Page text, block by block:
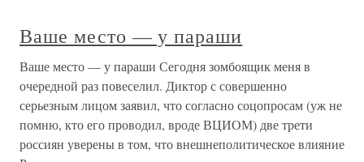
Ваше место — у параши
Ваше место — у параши Сегодня зомбоящик меня в
очередной раз повеселил. Диктор с совершенно
серьезным лицом заявил, что согласно соцопросам (уж не
помню, кто его проводил, вроде ВЦИОМ) две трети
россиян уверены в том, что внешнеполитическое влияние